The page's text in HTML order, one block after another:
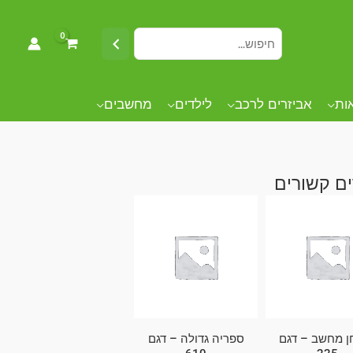
אביזרים לרכב לילדים מחשבים
קשורים
מחשב – דגם
ספריה גדולה – דגם